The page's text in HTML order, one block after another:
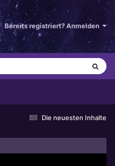
Bereits registriert? Anmelden
Die neuesten Inhalte